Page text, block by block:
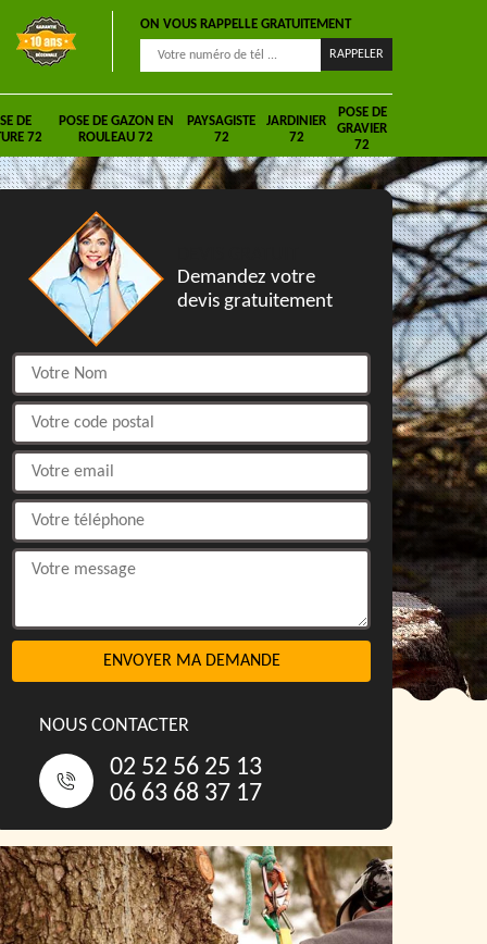
ON VOUS RAPPELLE GRATUITEMENT
DE
72
POSE DE GAZON EN
ROULEAU 72
PAYSAGISTE
72
JARDINIER
72
POSE DE
GRAVIER
72
Demandez votre
devis gratuitement
NOUS CONTACTER
02 52 56 25 13
06 63 68 37 17